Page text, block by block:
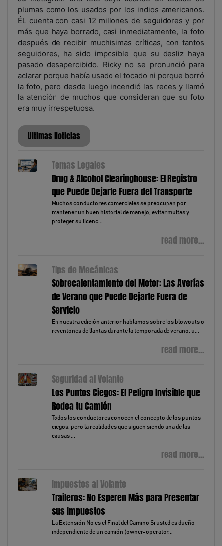
plumas como los usados por los indios americanos.
ÉL cuenta con casi 12 millones de seguidores y por
más que haya borrado, casi inmediatamente, la foto
después de recibir muchísimas críticas, con tantos
seguidores, ha sido imposible que su desliz haya
pasado desapercibido. Ricky no se pronunció para
aclarar porque había usado el tocado ni porque borró
la foto, pero desde luego incendió las redes y llamó
la atención de muchos que consideran que su foto
era muy irrespetuosa.
Ultimas Noticias
Temas Legales
Drug & Alcohol Clearinghouse: El Registro
que Puede Dejarte Fuera del Transporte
Muchos conductores comerciales se preocupan por
mantener un buen historial de manejo, evitar multas y
proteger su licenc...
read more...
Tips de Mecánicas
Sobrecalentamiento del Motor: Las Averías
de Verano que Puede Dejarte Fuera de
Servicio
En nuestra edición anterior hablamos sobre los blowouts o
reventones de llantas durante la temporada de verano, u...
read more...
Seguridad al Volante
Los Puntos Ciegos: El Peligro Invisible que
Rodea tu Camión
Todos los conductores conocen el concepto de los puntos
ciegos, pero la realidad es que siguen siendo una de las
causas ...
read more...
Impuestos al Volante
Traileros: No Esperen Más para Presentar
sus Impuestos
La Extensión No es el Final del Camino Si usted es dueño
independiente de un camión (owner-operator...